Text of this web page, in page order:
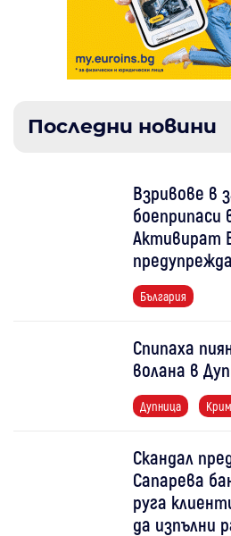
Последни новини
Взривове в
боеприпаси
Активират
България
Спипаха
волана в
Дупница
Скандал
Сапарева
руга
да изпълни